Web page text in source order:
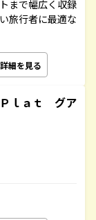
まで幅広く収録
旅行者に最適な
詳細を見る
ｌａｔ グア